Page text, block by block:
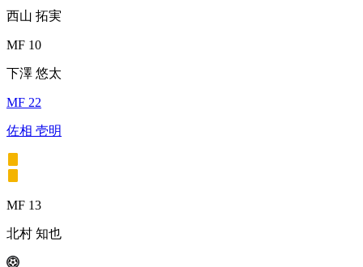
西山 拓実
MF 10
下澤 悠太
MF 22
佐相 壱明
MF 13
北村 知也